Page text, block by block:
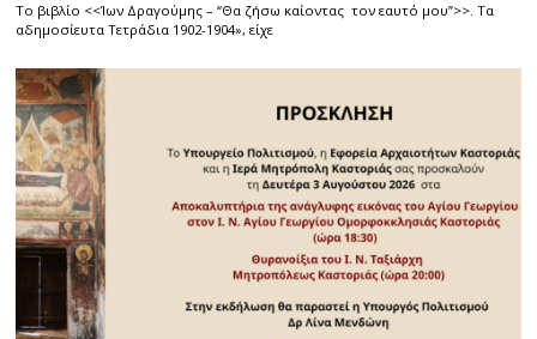
Το βιβλίο <<Ίων Δραγούμης – “Θα ζήσω καίοντας τον εαυτό μου”>>. Τα
αδημοσίευτα Τετράδια 1902-1904», είχε